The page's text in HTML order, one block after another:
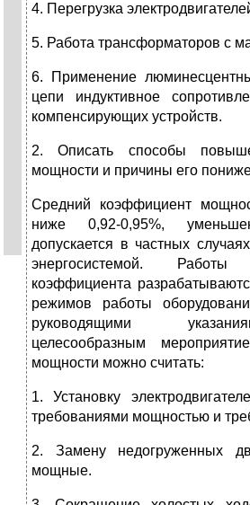
4. Перегрузка
5. Работа трансформаторов с
6. Применение
цепи индуктивное
компенсирующих устройств.
2. Описать способы
мощности и причины его
Средний коэффициент
ниже 0,92-0,95%,
допускается в частных
энергосистемой.
коэффициента
режимов работы
руководящими
целесообразным
мощности можно считать:
1. Установку
требованиями мощностью и
2. Замену недогруженных
мощные.